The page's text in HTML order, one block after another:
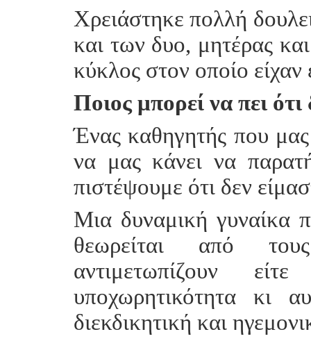
Χρειάστηκε πολλή
και των δυο, μητέρας
κύκλος στον οποίο είχαν
Ποιος μπορεί να πει ότι
Ένας καθηγητής που μας
να μας κάνει να
πιστέψουμε ότι δεν
Μια δυναμική γυναίκα
θεωρείται από
αντιμετωπίζουν
υποχωρητικότητα κι
διεκδικητική και